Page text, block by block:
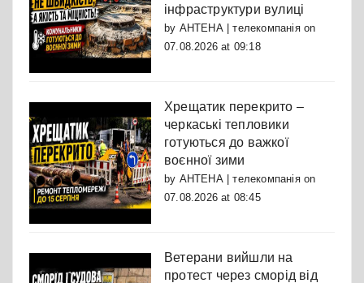
інфраструктури вулиці
by АНТЕНА | телекомпаніяon
07.08.2026 at 09:18
Хрещатик перекрито –
черкаські тепловики
готуються до важкої
воєнної зими
by АНТЕНА | телекомпаніяon
07.08.2026 at 08:45
Ветерани вийшли на
протест через сморід від